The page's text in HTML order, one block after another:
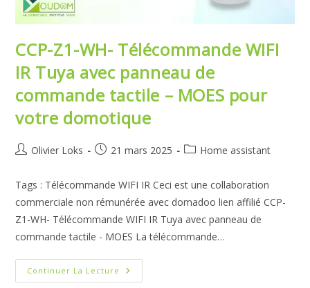
CCP-Z1-WH- Télécommande WIFI
IR Tuya avec panneau de
commande tactile – MOES pour
votre domotique
Auteur/autrice
la
publication :
Olivier Loks
Publication
21 mars 2025
PostHome assistant
Tags : Télécommande WIFI IR Ceci est une collaboration
commerciale non rémunérée avec domadoo lien affilié CCP-
Z1-WH- Télécommande WIFI IR Tuya avec panneau de
commande tactile - MOES La télécommande…
Continuer La Lecture CCP-
Z1-